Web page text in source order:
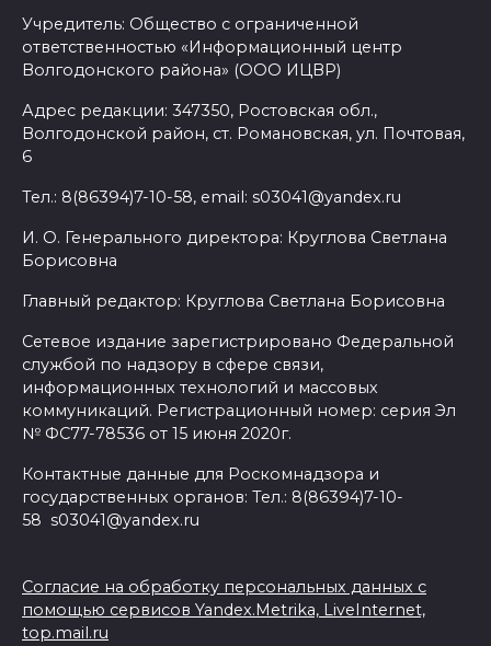
Учредитель: Общество с ограниченной
ответственностью «Информационный центр
Волгодонского района» (ООО ИЦВР)
Адрес редакции: 347350, Ростовская обл.,
Волгодонской район, ст. Романовская, ул. Почтовая,
6
Тел.: 8(86394)7-10-58, email: s03041@yandex.ru
И. О. Генерального директора: Круглова Светлана
Борисовна
Главный редактор: Круглова Светлана Борисовна
Сетевое издание зарегистрировано Федеральной
службой по надзору в сфере связи,
информационных технологий и массовых
коммуникаций. Регистрационный номер: серия Эл
№ ФС77-78536 от 15 июня 2020г.
Контактные данные для Роскомнадзора и
государственных органов: Тел.: 8(86394)7-10-
58 s03041@yandex.ru
Согласие на обработку персональных данных с
помощью сервисов Yandex.Metrika, LiveInternet,
top.mail.ru